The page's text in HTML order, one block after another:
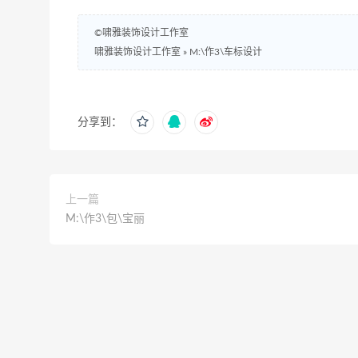
©啸雅装饰设计工作室
啸雅装饰设计工作室 » M:\作3\车标设计
分享到：
上一篇
M:\作3\包\宝丽